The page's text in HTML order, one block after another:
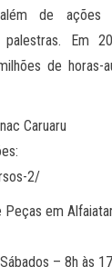
de ações
Em
de horas-
Caruaru
2/
Peças em
– 8h às